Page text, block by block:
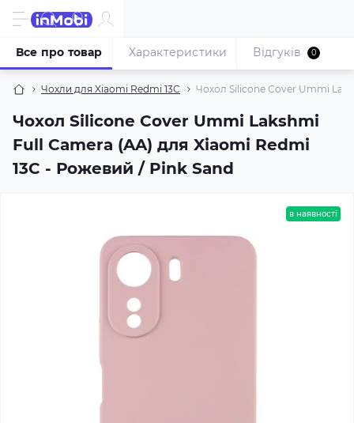
Чохли для Xiaomi Redmi 13C Чохол Silicone Cover Ummi
Чохол Silicone Cover Ummi Lakshmi
Full Camera (AA) для Xiaomi Redmi
13C - Рожевий / Pink Sand
Все про товар Характеристики Відгуків 0
в наявності